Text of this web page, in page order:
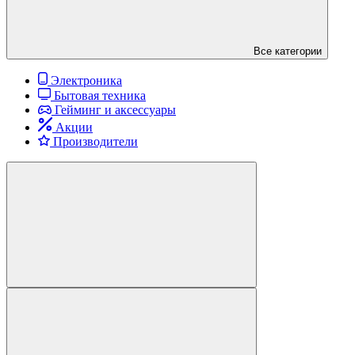
Все категории
Электроника
Бытовая техника
Гейминг и аксессуары
Акции
Производители